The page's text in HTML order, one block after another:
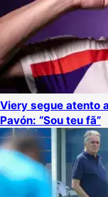
Viery segue atento
Pavón: “Sou teu fã”